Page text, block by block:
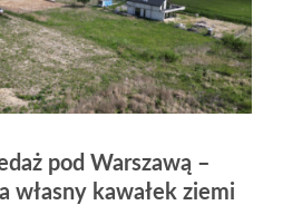
pod Warszawą –
własny kawałek ziemi